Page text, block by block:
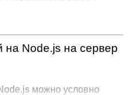
Node.js на сервер
можно условно